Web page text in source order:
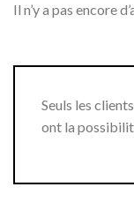
Il n’y a pas encore
Seuls les
ont la